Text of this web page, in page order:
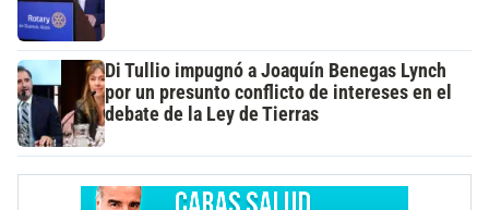
Di Tullio impugnó a Joaquín Benegas Lynch
por un presunto conflicto de intereses en el
debate de la Ley de Tierras